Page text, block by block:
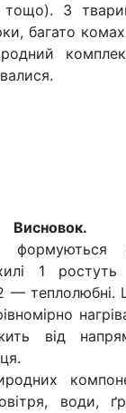
тощо). З
багато
Висновок.
1 ростуть
— теплолюбні.
від
води,